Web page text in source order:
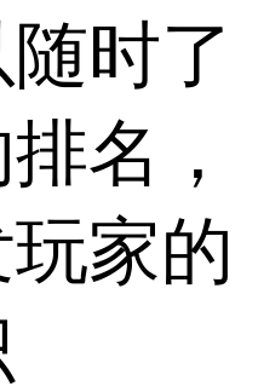
时了
名，
家的